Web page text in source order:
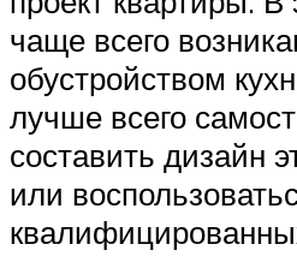
чаще всего
обустройством
лучше всего
составить дизайн
или